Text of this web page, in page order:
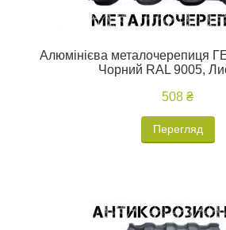
Алюмінієва металочерепиця
Чорний RAL 9005,
508 ₴
Перегляд